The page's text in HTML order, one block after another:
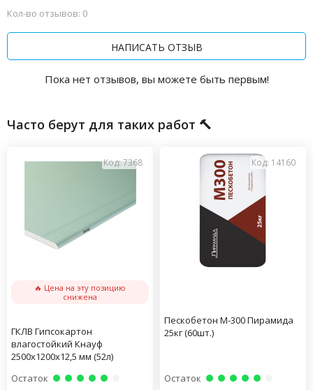
Кол-во отзывов: 0
НАПИСАТЬ ОТЗЫВ
Пока нет отзывов, вы можете быть первым!
Часто берут для таких работ 🔨
Код: 7368
🔥 Цена на эту позицию
снижена
ГКЛВ Гипсокартон
влагостойкий Кнауф
2500х1200х12,5 мм (52л)
Остаток
Код: 14160
Пескобетон М-300 Пирамида
25кг (60шт.)
Остаток